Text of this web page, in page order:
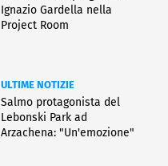
Ignazio Gardella nella
Project Room
ULTIME NOTIZIE
Salmo protagonista del
Lebonski Park ad
Arzachena: "Un'emozione"